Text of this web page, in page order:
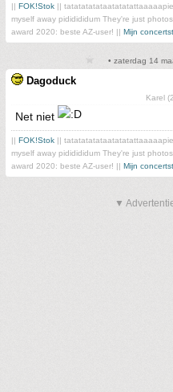
|| FOK!Stok ||
myself away pididididum They're just
award 2020: beste AZ-user! || Mijn
• zaterdag 14
Dagoduck
Karel
Net niet
|| FOK!Stok ||
myself away pididididum They're just
award 2020: beste AZ-user! || Mijn
▼